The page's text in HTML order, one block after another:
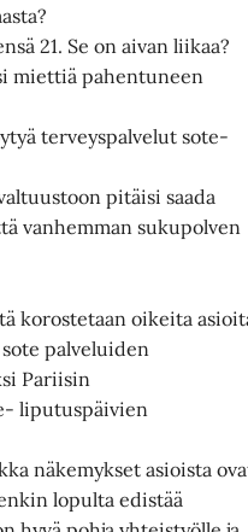
21. Se on aivan liikaa?
miettiä pahentuneen
terveyspalvelut sote-
pitäisi saada
vanhemman sukupolven
korostetaan oikeita
palveluiden
Pariisin
liputuspäivien
näkemykset asioista
lopulta edistää